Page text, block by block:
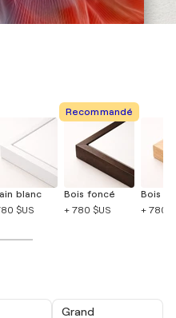
blanc
$US
Recommandé
Bois foncé
+ 780 $US
Bois
+ 780
Grand